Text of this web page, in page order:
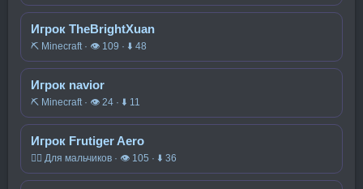
Игрок TheBrightXuan
⛏️ Minecraft · 👁 109 · ⬇ 48
Игрок navior
⛏️ Minecraft · 👁 24 · ⬇ 11
Игрок Frutiger Aero
🧍‍♂️ Для мальчиков · 👁 105 · ⬇ 36